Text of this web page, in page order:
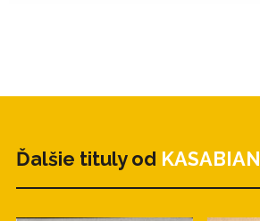
Ďalšie tituly od KASABIAN